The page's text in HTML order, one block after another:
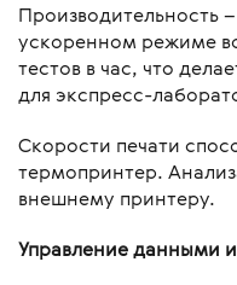
Производительность
ускоренном режиме
тестов в час, что
для экспресс-
Скорости печати
термопринтер.
внешнему принтеру.
Управление данными